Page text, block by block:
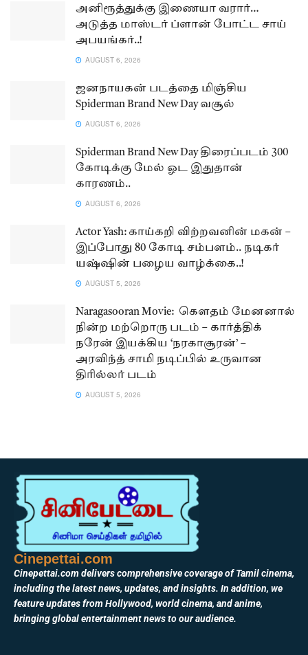
அனிரூத்துக்கு இணையா வரார்…
அடுத்த மாஸ்டர் ப்ளான் போட்ட சாய்
அபயங்கர்..!
AUGUST 6, 2026
ஜனநாயகன் படத்தை மிஞ்சிய
Spiderman Brand New Day வசூல்
AUGUST 6, 2026
Spiderman Brand New Day திரைப்படம் 300
கோடிக்கு மேல் ஓட இதுதான்
காரணம்..
AUGUST 6, 2026
Actor Yash: காய்கறி விற்றவனின் மகன் –
இப்போது 80 கோடி சம்பளம்.. நடிகர்
யஷ்ஷின் பழைய வாழ்க்கை..!
AUGUST 5, 2026
Naragasooran Movie: கௌதம் மேனனால்
நின்ற மற்றொரு படம் – கார்த்திக்
நரேன் இயக்கிய ‘நரகாசூரன்’ –
அரவிந்த் சாமி நடிப்பில் உருவான
திரில்லர் படம்
AUGUST 5, 2026
Cinepettai.com
Cinepettai.com delivers comprehensive coverage of Tamil cinema,
including the latest news, updates, and insights. In addition, we
feature updates from Hollywood, world cinema, and anime,
bringing global entertainment news to our audience.